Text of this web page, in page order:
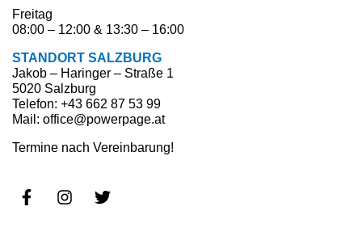
Freitag
08:00 – 12:00 & 13:30 – 16:00
STANDORT SALZBURG
Jakob – Haringer – Straße 1
5020 Salzburg
Telefon: +43 662 87 53 99
Mail: office@powerpage.at
Termine nach Vereinbarung!